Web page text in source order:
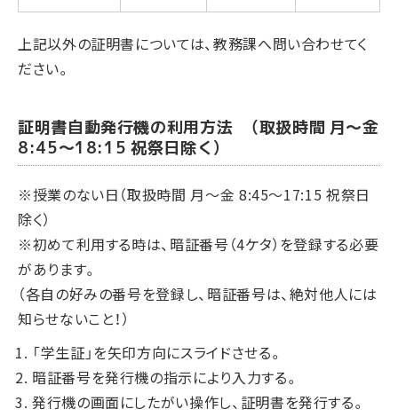
上記以外の証明書については、教務課へ問い合わせてく
ださい。
証明書自動発行機の利用方法 （取扱時間 月～金
8:45～18:15 祝祭日除く）
※授業のない日（取扱時間 月～金 8:45～17:15 祝祭日
除く）
※初めて利用する時は、暗証番号（4ケタ）を登録する必要
があります。
（各自の好みの番号を登録し、暗証番号は、絶対他人には
知らせないこと！）
「学生証」を矢印方向にスライドさせる。
暗証番号を発行機の指示により入力する。
発行機の画面にしたがい操作し、証明書を発行する。